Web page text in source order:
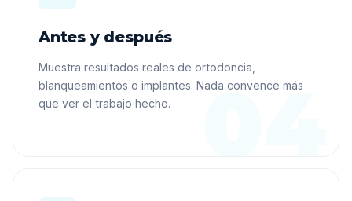
Antes y después
Muestra resultados reales de ortodoncia,
blanqueamientos o implantes. Nada convence más
que ver el trabajo hecho.